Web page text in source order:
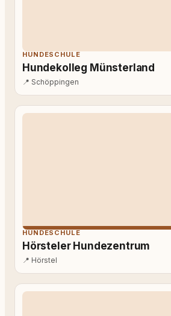
HUNDESCHULE
Hundekolleg Münsterland
📍 Schöppingen
HUNDESCHULE
Hörsteler Hundezentrum
📍 Hörstel